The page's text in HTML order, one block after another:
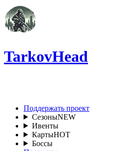
TarkovHead
Поддержать проект
СезоныNEW
Ивенты
КартыHOT
Боссы